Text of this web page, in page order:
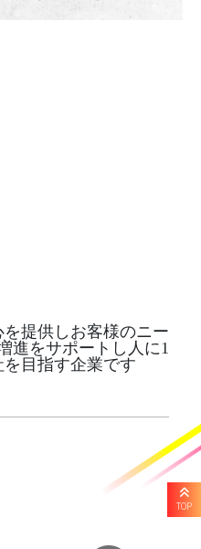
提供しお客様のニー
進をサポートし人に1
目指す企業です
TOP